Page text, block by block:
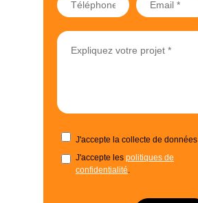
J'accepte la collecte de données
J'accepte les politiques de
confidentialité.